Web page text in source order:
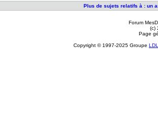
Plus de sujets relatifs à : un
Forum
(c)
Page
Copyright © 1997-2025 Groupe